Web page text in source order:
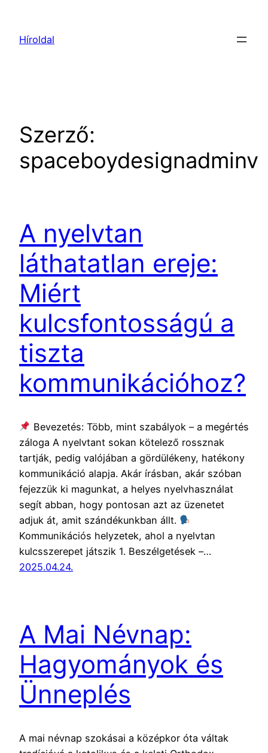
tartalomhoz
Híroldal
Szerző:
spaceboydesignadminv
A nyelvtan
láthatatlan ereje:
Miért
kulcsfontosságú a
tiszta
kommunikációhoz?
Bevezetés: Több, mint szabályok – a megértés
záloga A nyelvtant sokan kötelező rossznak
tartják, pedig valójában a gördülékeny, hatékony
kommunikáció alapja. Akár írásban, akár szóban
fejezzük ki magunkat, a helyes nyelvhasználat
segít abban, hogy pontosan azt az üzenetet
adjuk át, amit szándékunkban állt.
Kommunikációs helyzetek, ahol a nyelvtan
kulcsszerepet játszik 1. Beszélgetések –…
2025.04.24.
A Mai Névnap:
Hagyományok és
Ünneplés
A mai névnap szokásai a középkor óta váltak